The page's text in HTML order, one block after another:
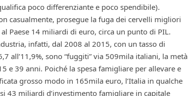
poco differenziante e poco spendibile).
casualmente, prosegue la fuga dei cervelli migliori
al Paese 14 miliardi di euro, circa un punto di PIL.
infatti, dal 2008 al 2015, con un tasso di
all’11,9%, sono “fuggiti” via 509mila italiani, la metà
e 39 anni. Poiché la spesa famigliare per allevare e
grosso modo in 165mila euro, l’Italia in qualche
43 miliardi d’investimento famigliare in capitale